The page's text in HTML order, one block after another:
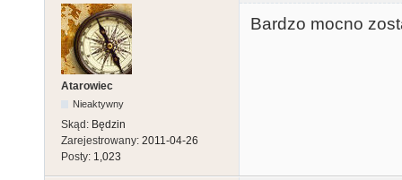
Atarowiec
Nieaktywny
Skąd: Będzin
Zarejestrowany: 2011-04-26
Posty: 1,023
Bardzo mocno